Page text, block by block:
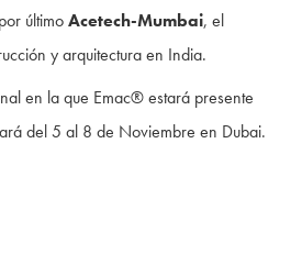
últimoAcetech-Mumbai, el
y arquitectura en India.
en la que Emac® estará presente
del 5 al 8 de Noviembre en Dubai.